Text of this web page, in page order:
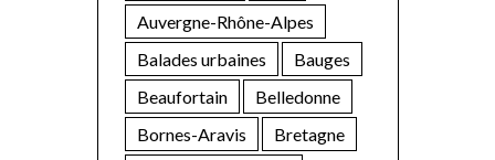
Auvergne-Rhône-Alpes
Balades urbaines
Bauges
Beaufortain
Belledonne
Bornes-Aravis
Bretagne